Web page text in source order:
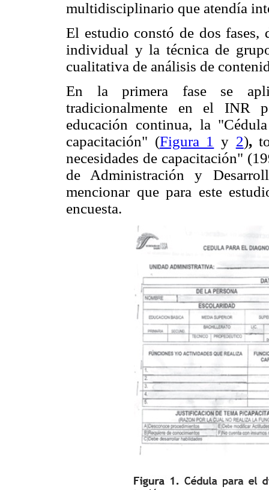
multidisciplinario que atendía
El estudio constó de dos fases,
individual y la técnica de
cualitativa de análisis de
En la primera fase se
tradicionalmente en el INR
educación continua, la
capacitación" (Figura 1 y 2),
necesidades de capacitación"
de Administración y
mencionar que para este
encuesta.